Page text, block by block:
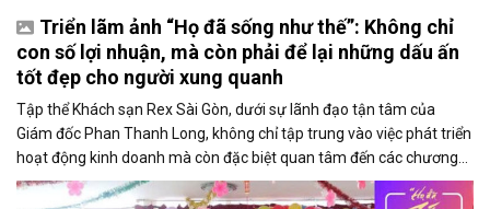
Triển lãm ảnh “Họ đã sống như thế”: Không chỉ
con số lợi nhuận, mà còn phải để lại những dấu ấn
tốt đẹp cho người xung quanh
Tập thể Khách sạn Rex Sài Gòn, dưới sự lãnh đạo tận tâm của
Giám đốc Phan Thanh Long, không chỉ tập trung vào việc phát triển
hoạt động kinh doanh mà còn đặc biệt quan tâm đến các chương
trình thiện nguyện và hoạt động cộng đồng.